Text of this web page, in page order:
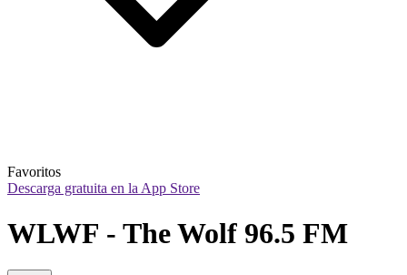
Favoritos
Descarga gratuita en la App Store
WLWF - The Wolf 96.5 FM